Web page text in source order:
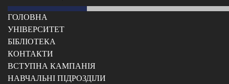
ГОЛОВНА
УНІВЕРСИТЕТ
БІБЛІОТЕКА
КОНТАКТИ
ВСТУПНА КАМПАНІЯ
НАВЧАЛЬНІ ПІДРОЗДІЛИ